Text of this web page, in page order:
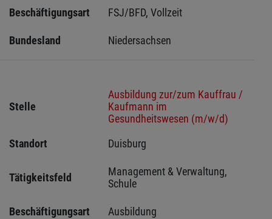
Beschäftigungsart FSJ/BFD, Vollzeit
Bundesland Niedersachsen
Stelle
Ausbildung zur/zum Kauffrau /
Kaufmann im
Gesundheitswesen (m/w/d)
Standort
Duisburg
Tätigkeitsfeld
Management & Verwaltung,
Schule
Beschäftigungsart Ausbildung